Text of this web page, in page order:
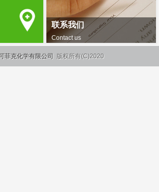
联系我们
Contact us
菲克化学有限公司 版权所有(C)2020